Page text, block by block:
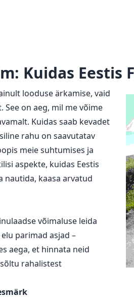
Kuidas
looduse ärkamise, vaid
See on aeg, mil me võime
Kuidas saab kevadet
rahu on saavutatav
meie suhtumises ja
aspekte, kuidas Eestis
nautida, kaasa arvatud
võimaluse leida
parimad asjad –
aega, et hinnata neid
rahalistest